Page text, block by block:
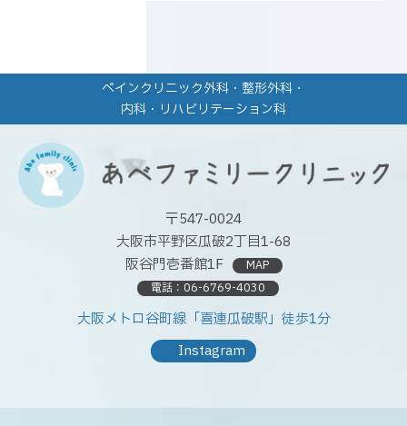
ペインクリニック外科・整形外科・
内科・リハビリテーション科
〒547-0024
大阪市平野区瓜破2丁目1-68
阪谷門壱番館1F
MAP
電話： 06-6769-4030
大阪メトロ谷町線「喜連瓜破駅」徒歩1分
Instagram